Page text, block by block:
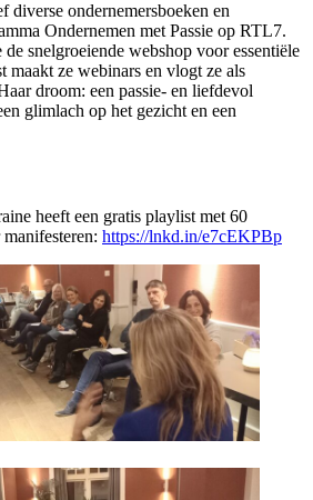
diverse ondernemersboeken en
Ondernemen met Passie op RTL7.
snelgroeiende webshop voor essentiële
maakt ze webinars en vlogt ze als
droom: een passie- en liefdevol
glimlach op het gezicht en een
heeft een gratis playlist met 60
https://lnkd.in/e7cEKPBp